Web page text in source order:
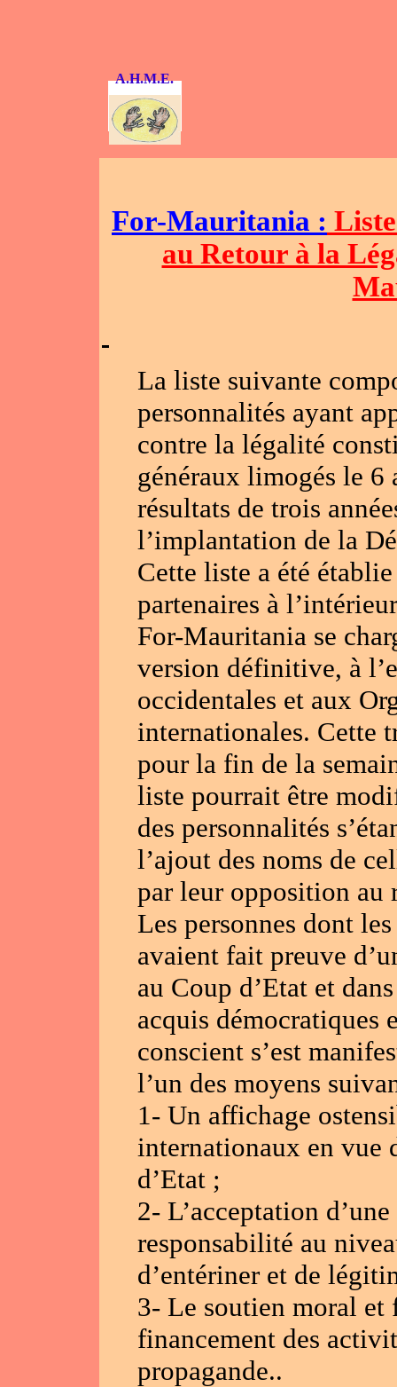
A.H.M.E.
For-Mauritania :
au Retour à la
La liste suivante
personnalités ayant
contre la légalité
généraux limogés le 6
résultats de trois
l’implantation de la
Cette liste a été
partenaires à
For-Mauritania se
version définitive, à
occidentales et aux
internationales. Cette
pour la fin de la
liste pourrait être
des personnalités
l’ajout des noms de
par leur opposition au
Les personnes dont
avaient fait preuve
au Coup d’Etat et
acquis démocratiques
conscient s’est
l’un des moyens
1- Un affichage
internationaux en vue
d’Etat ;
2- L’acceptation
responsabilité au
d’entériner et de
3- Le soutien moral et
financement des
propagande..